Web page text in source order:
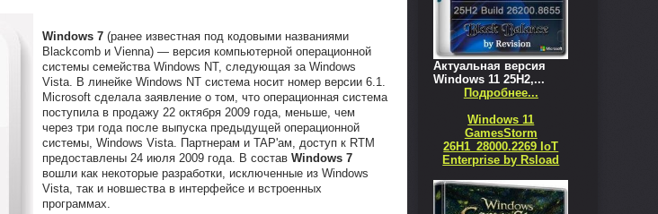
Windows 7 (ранее известная под кодовыми названиями
Blackcomb и Vienna) — версия компьютерной операционной
системы семейства Windows NT, следующая за Windows
Vista. В линейке Windows NT система носит номер версии 6.1.
Microsoft сделала заявление о том, что операционная система
поступила в продажу 22 октября 2009 года, меньше, чем
через три года после выпуска предыдущей операционной
системы, Windows Vista. Партнерам и TAP'ам, доступ к RTM
предоставлены 24 июля 2009 года. В составWindows 7
вошли как некоторые разработки, исключенные из Windows
Vista, так и новшества в интерфейсе и встроенных
программах.
Актуальная версия
Windows 11 25H2,...
Подробнее...
Windows 11
GamesStorm
26H1_28000.2269 IoT
Enterprise by Rsload